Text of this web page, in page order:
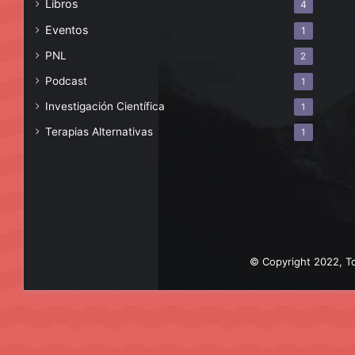
Libros 4
Eventos 1
PNL 2
Podcast 1
Investigación Científica 1
Terapias Alternativas 1
© Copyright 2022,